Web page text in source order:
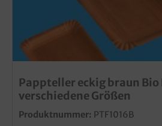
Pappteller eckig braun Bio Frischfaser
verschiedene Größen
Produktnummer: PTF1016B